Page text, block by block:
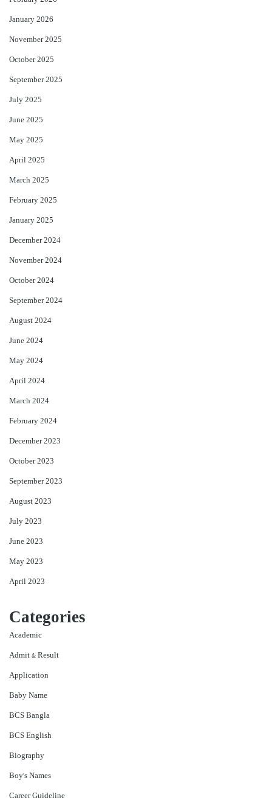
January 2026
November 2025
October 2025
September 2025
July 2025
June 2025
May 2025
April 2025
March 2025
February 2025
January 2025
December 2024
November 2024
October 2024
September 2024
August 2024
June 2024
May 2024
April 2024
March 2024
February 2024
December 2023
October 2023
September 2023
August 2023
July 2023
June 2023
May 2023
April 2023
Categories
Academic
Admit & Result
Application
Baby Name
BCS Bangla
BCS English
Biography
Boy's Names
Career Guideline